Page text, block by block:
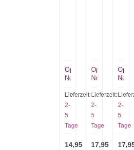
Opinel
No
Kindermesser
rot
Lieferzeit:
2-
5
Tage
14,95
Opinel
No
blau
Colorama
mit
Lederriemen
Lieferzeit:
2-
5
Tage
17,95
No
mit
2-
5
Tage